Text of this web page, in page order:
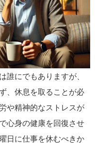
誰にでもありますが、
、休息を取ることが必
や精神的なストレスが
心身の健康を回復させ
日に仕事を休むべきか